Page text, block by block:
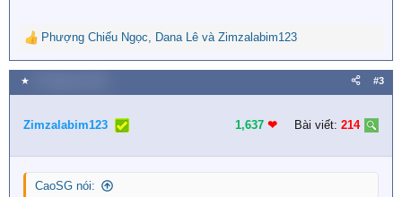
R
e
a
c
i
n
s
Phượng Chiếu Ngọc, Dana Lê và Zimzalabim123
★ #3
Zimzalabim123 1,637 ❤︎ Bài viết: 214
CaoSG nói: